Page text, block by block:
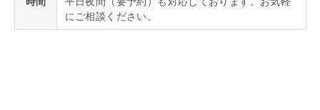
にご相談ください。